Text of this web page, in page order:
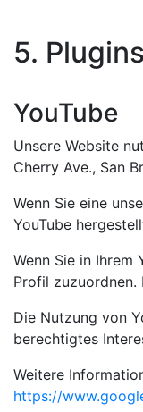
5.
YouTube
Unsere Website
Cherry Ave., San
Wenn Sie eine
YouTube
Wenn Sie in
Profil zuzuordnen.
Die Nutzung von
berechtigtes
Weitere
https://